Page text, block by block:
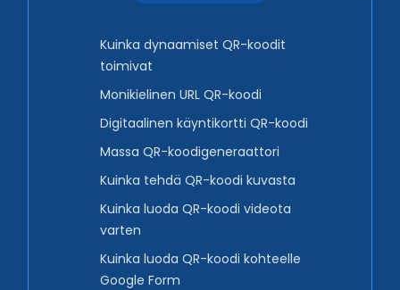
Kuinka dynaamiset QR-koodit
toimivat
Monikielinen URL QR-koodi
Digitaalinen käyntikortti QR-koodi
Massa QR-koodigeneraattori
Kuinka tehdä QR-koodi kuvasta
Kuinka luoda QR-koodi videota
varten
Kuinka luoda QR-koodi kohteelle
Google Form